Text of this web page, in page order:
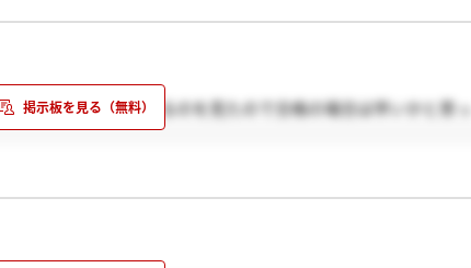
というのを書いてるのを見たので合格の場合は早いかと思っ